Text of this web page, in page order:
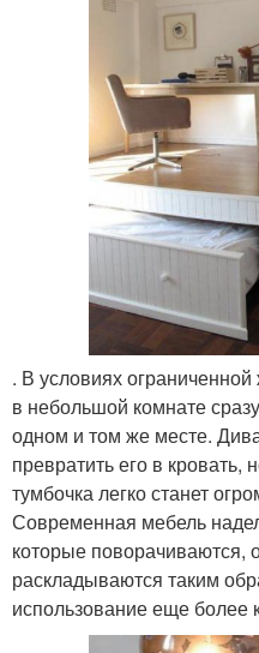
. В условиях
в небольшой комнате
одном и том же месте.
превратить его в
тумбочка легко станет
Современная мебель
которые поворачиваются,
раскладываются таким
использование еще